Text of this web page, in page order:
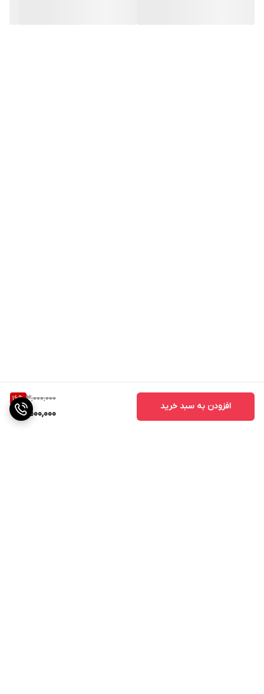
3,000,000
16%
2,500,000
افزودن به سبد خرید